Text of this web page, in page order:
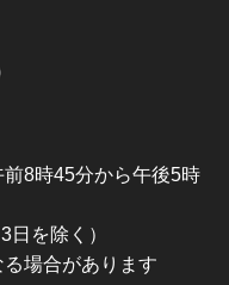
8時45分から午後5時
日を除く）
場合があります